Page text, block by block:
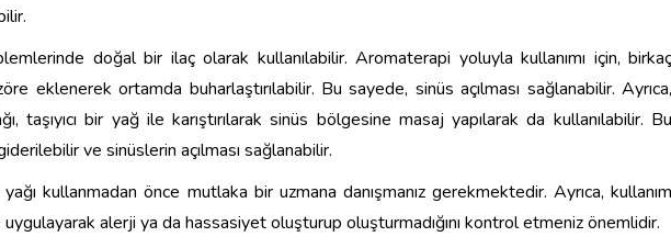
doğal bir ilaç olarak kullanılabilir. Aromaterapi yoluyla kullanımı için, birkaç
eklenerek ortamda buharlaştırılabilir. Bu sayede, sinüs açılması sağlanabilir. Ayrıca,
taşıyıcı bir yağ ile karıştırılarak sinüs bölgesine masaj yapılarak da kullanılabilir. Bu
ve sinüslerin açılması sağlanabilir.
kullanmadan önce mutlaka bir uzmana danışmanız gerekmektedir. Ayrıca, kullanım
alerji ya da hassasiyet oluşturup oluşturmadığını kontrol etmeniz önemlidir.